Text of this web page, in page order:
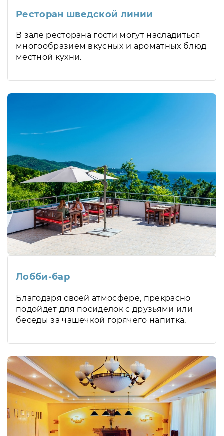
Ресторан шведской линии
В зале ресторана гости могут насладиться
многообразием вкусных и ароматных блюд
местной кухни.
Лобби-бар
Благодаря своей атмосфере, прекрасно
подойдет для посиделок с друзьями или
беседы за чашечкой горячего напитка.